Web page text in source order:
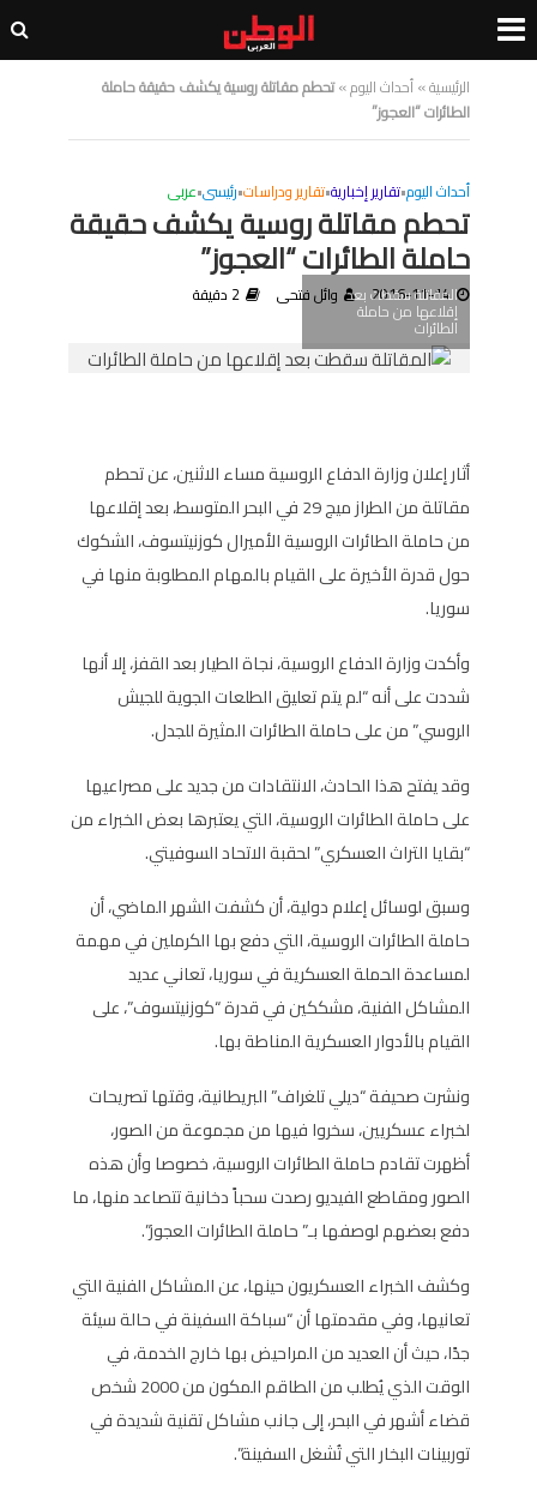
الرئيسية»أحداث اليوم»تحطم مقاتلة روسية يكشف حقيقة حاملة
الطائرات “العجوز”
أحداث اليوم•تقارير إخبارية•تقارير ودراسات•رئيسى•عربى
تحطم مقاتلة روسية يكشف حقيقة
حاملة الطائرات “العجوز”
2016-11-14 وائل فتحى 2 دقيقة المقاتلة سقطت بعد
إقلاعها من حاملة
الطائرات
أثار إعلان وزارة الدفاع الروسية مساء الاثنين، عن تحطم
مقاتلة من الطراز ميج 29 في البحر المتوسط، بعد إقلاعها
من حاملة الطائرات الروسية الأميرال كوزنيتسوف، الشكوك
حول قدرة الأخيرة على القيام بالمهام المطلوبة منها في
سوريا.
وأكدت وزارة الدفاع الروسية، نجاة الطيار بعد القفز، إلا أنها
شددت على أنه “لم يتم تعليق الطلعات الجوية للجيش
الروسي” من على حاملة الطائرات المثيرة للجدل.
وقد يفتح هذا الحادث، الانتقادات من جديد على مصراعيها
على حاملة الطائرات الروسية، التي يعتبرها بعض الخبراء من
“بقايا التراث العسكري” لحقبة الاتحاد السوفيتي.
وسبق لوسائل إعلام دولية، أن كشفت الشهر الماضي، أن
حاملة الطائرات الروسية، التي دفع بها الكرملين في مهمة
لمساعدة الحملة العسكرية في سوريا، تعاني عديد
المشاكل الفنية، مشككين في قدرة “كوزنيتسوف”، على
القيام بالأدوار العسكرية المناطة بها.
ونشرت صحيفة “ديلي تلغراف” البريطانية، وقتها تصريحات
لخبراء عسكريين، سخروا فيها من مجموعة من الصور،
أظهرت تقادم حاملة الطائرات الروسية، خصوصا وأن هذه
الصور ومقاطع الفيديو رصدت سحباً دخانية تتصاعد منها، ما
دفع بعضهم لوصفها بـ” حاملة الطائرات العجوز”.
وكشف الخبراء العسكريون حينها، عن المشاكل الفنية التي
تعانيها، وفي مقدمتها أن “سباكة السفينة في حالة سيئة
جدًا، حيث أن العديد من المراحيض بها خارج الخدمة، في
الوقت الذي يُطلب من الطاقم المكون من 2000 شخص
قضاء أشهر في البحر، إلى جانب مشاكل تقنية شديدة في
توربينات البخار التي تُشغل السفينة”.